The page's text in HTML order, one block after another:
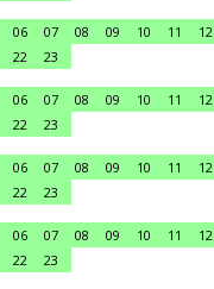
06 07 08 09 10 11 12
22
23
06 07 08 09 10 11 12
22
23
06 07 08 09 10 11 12
22
23
06 07 08 09 10 11 12
22
23